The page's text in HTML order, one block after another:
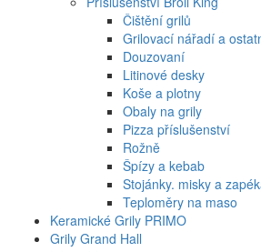
Čištění grilů
Grilovací nářadí a
Douzovaní
Litinové desky
Koše a plotny
Obaly na grily
Pizza příslušenství
Rožně
Špízy a kebab
Stojánky. misky a
Teploměry na maso
Keramické Grily PRIMO
Grily Grand Hall